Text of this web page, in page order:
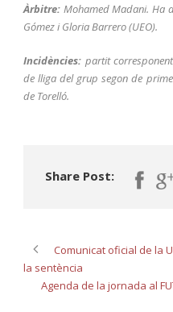
Àrbitre: Mohamed Madani. Ha
Gómez i Gloria Barrero (UEO).
Incidències: partit
de lliga del grup segon de
de Torelló.
Share Post:
Comunicat oficial de la
la sentència
Agenda de la jornada al